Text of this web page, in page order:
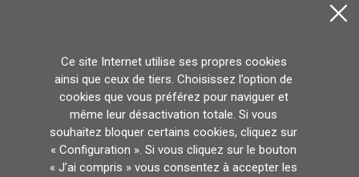
Desarrollado po
Ce site Internet utilise ses propres cookies
ainsi que ceux de tiers. Choisissez l’option de
cookies que vous préférez pour naviguer et
même leur désactivation totale. Si vous
souhaitez bloquer certains cookies, cliquez sur
« Configuration ». Si vous cliquez sur le bouton
« J’ai compris » vous consentez à accepter les